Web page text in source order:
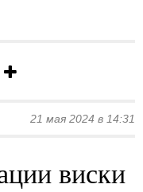
21 мая 2024 в 14:31
виски